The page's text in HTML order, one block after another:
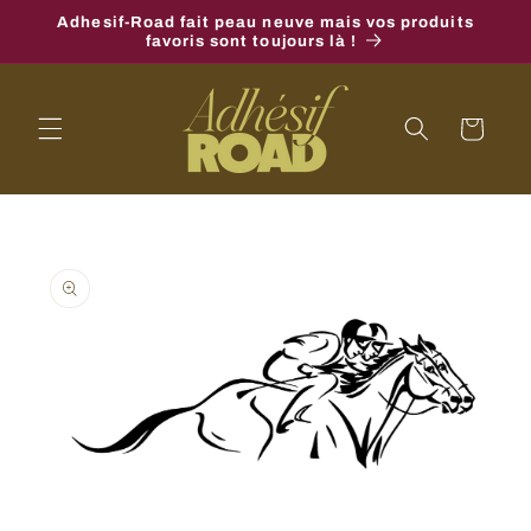
passer
Adhesif-Road fait peau neuve mais vos produits
favoris sont toujours là !
Panier
produits